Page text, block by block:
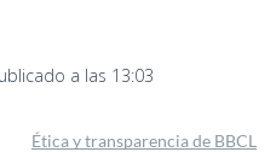
a las 13:03
Ética y transparencia de BBCL